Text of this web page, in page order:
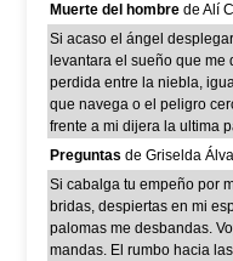
Muerte del hombre de Alí
Si acaso el ángel
levantara el sueño que me
perdida entre la niebla,
que navega o el peligro
frente a mi dijera la ultima
Preguntas de Griselda
Si cabalga tu empeño por
bridas, despiertas en mi
palomas me desbandas.
mandas. El rumbo hacia